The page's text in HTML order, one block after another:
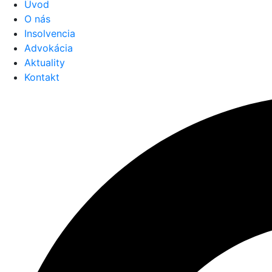
Úvod
O nás
Insolvencia
Advokácia
Aktuality
Kontakt